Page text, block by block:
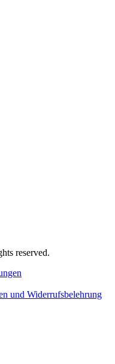
reserved.
und Widerrufsbelehrung